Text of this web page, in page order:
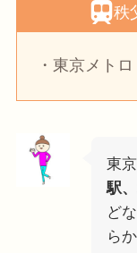
秩
・東京メト
東
駅
ど
ら